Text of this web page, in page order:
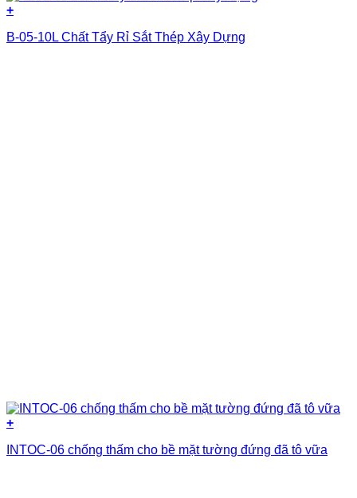
+
B-05-10L Chất Tẩy Rỉ Sắt Thép Xây Dựng
+
INTOC-06 chống thấm cho bề mặt tường đứng đã tô vữa